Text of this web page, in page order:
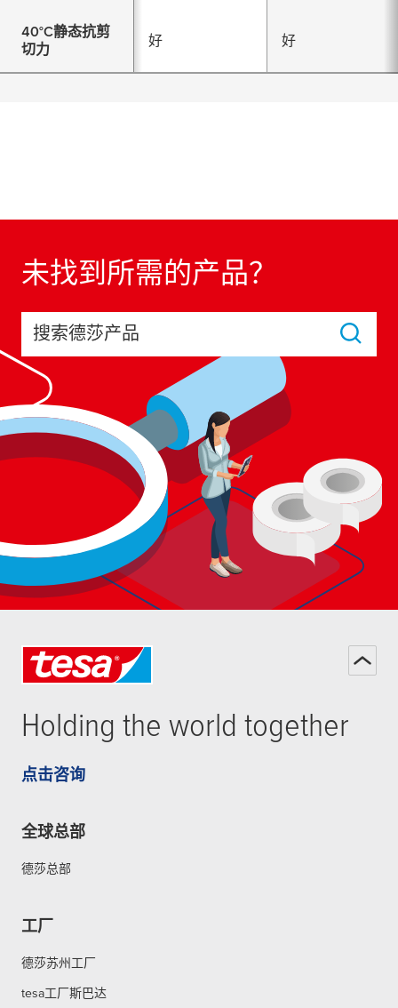
40°C静态抗剪
切力
好 好
未找到所需的产品？
搜索德莎产品
Holding the world together
点击咨询
全球总部
德莎总部
工厂
德莎苏州工厂
tesa工厂斯巴达